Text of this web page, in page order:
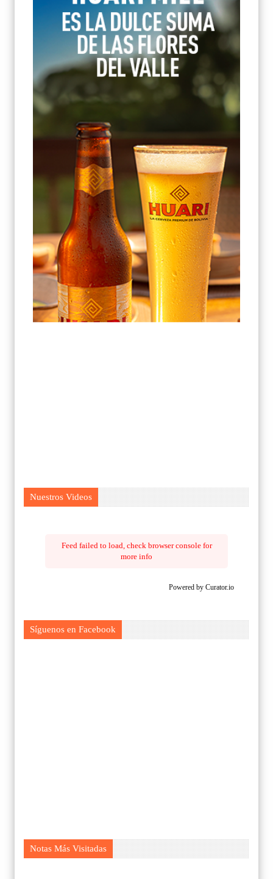
Nuestros Videos
Feed failed to load, check browser console for
more info
Powered by Curator.io
Síguenos en Facebook
Notas Más Visitadas